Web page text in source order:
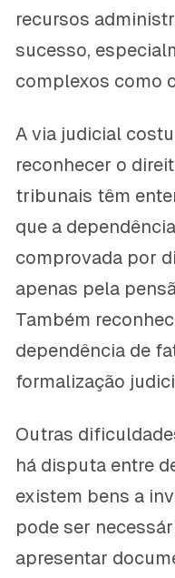
recursos
sucesso,
complexos como
A via judicial
reconhecer o
tribunais têm
que a
comprovada por
apenas pela
Também
dependência de
formalização
Outras
há disputa entre
existem bens a
pode ser
apresentar